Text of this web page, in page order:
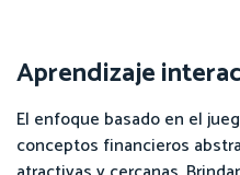
Aprendizaje
El enfoque basado en el
conceptos financieros